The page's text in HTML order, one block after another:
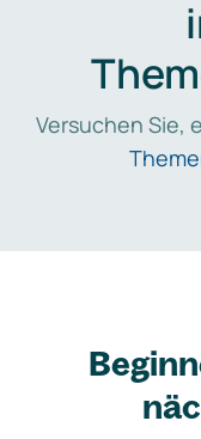
Versuchen Sie,